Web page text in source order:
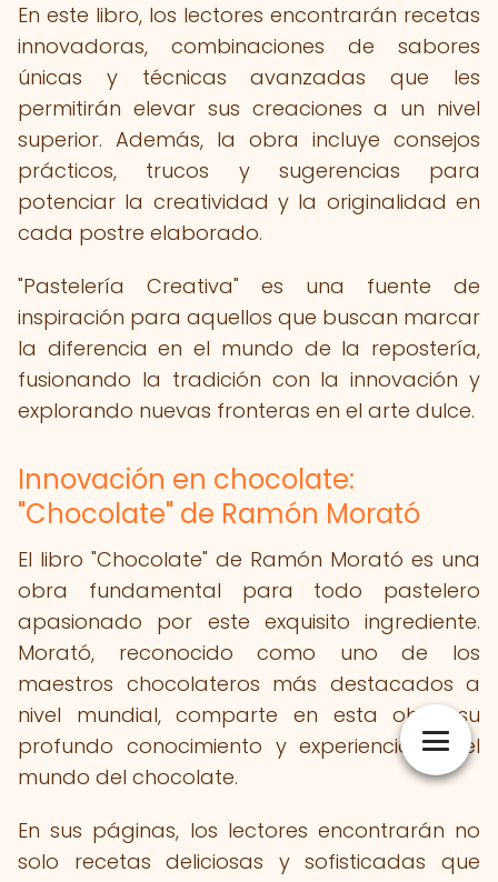
En este libro, los lectores encontrarán recetas
innovadoras, combinaciones de sabores
únicas y técnicas avanzadas que les
permitirán elevar sus creaciones a un nivel
superior. Además, la obra incluye consejos
prácticos, trucos y sugerencias para
potenciar la creatividad y la originalidad en
cada postre elaborado.
"Pastelería Creativa" es una fuente de
inspiración para aquellos que buscan marcar
la diferencia en el mundo de la repostería,
fusionando la tradición con la innovación y
explorando nuevas fronteras en el arte dulce.
Innovación en chocolate:
"Chocolate" de Ramón Morató
El libro "Chocolate" de Ramón Morató es una
obra fundamental para todo pastelero
apasionado por este exquisito ingrediente.
Morató, reconocido como uno de los
maestros chocolateros más destacados a
nivel mundial, comparte en esta obra su
profundo conocimiento y experiencia en el
mundo del chocolate.
En sus páginas, los lectores encontrarán no
solo recetas deliciosas y sofisticadas que